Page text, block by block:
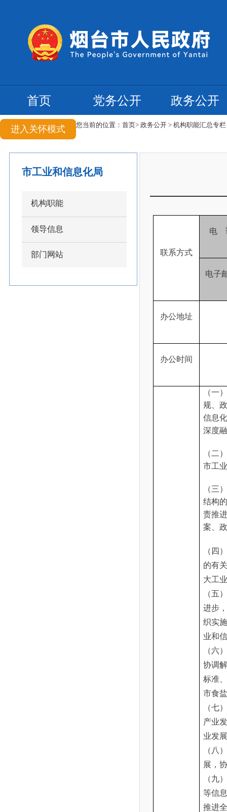
首页 党务公开 政务公开
进入关怀模式 您当前的位置： 首页> 政务公开 > 机构职能汇总专栏
市工业和信息化局
机构职能
领导信息
部门网站 联系方式
电
电子
办公地址
办公时间
（一
规、
信息
深度
（二
市工
（三
结构
责推
案、
（四
的有
大工
（五
进步
织实
业和
（六
协调
标准
市食
（七
产业
业发
（八
展，
（九
等信
推进